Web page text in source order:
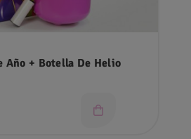
Año + Botella De Helio